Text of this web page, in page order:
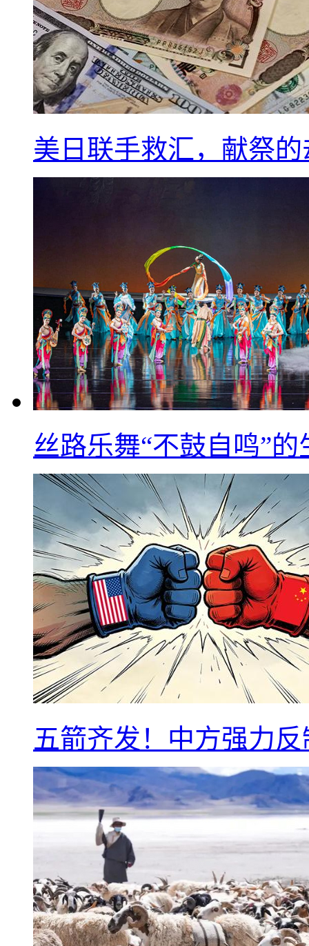
美日联手救汇，献祭
丝路乐舞“不鼓自鸣”
五箭齐发！中方强力